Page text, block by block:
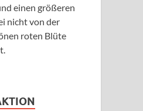
einen größeren
nicht von der
roten Blüte